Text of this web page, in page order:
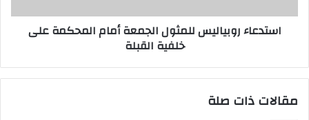
القبلة
استدعاء روبياليس للمثول الجمعة أمام المحكمة على
خلفية القبلة
مقالات ذات صلة